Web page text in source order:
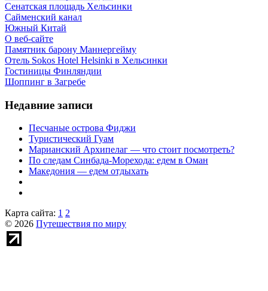
Сенатская площадь Хельсинки
Сайменский канал
Южный Китай
О веб-сайте
Памятник барону Маннергейму
Отель Sokos Hotel Helsinki в Хельсинки
Гостиницы Финляндии
Шоппинг в Загребе
Недавние записи
Песчаные острова Фиджи
Туристический Гуам
Марианский Архипелаг — что стоит посмотреть?
По следам Синбада-Морехода: едем в Оман
Македония — едем отдыхать
Карта сайта: 1 2
© 2026 Путешествия по миру